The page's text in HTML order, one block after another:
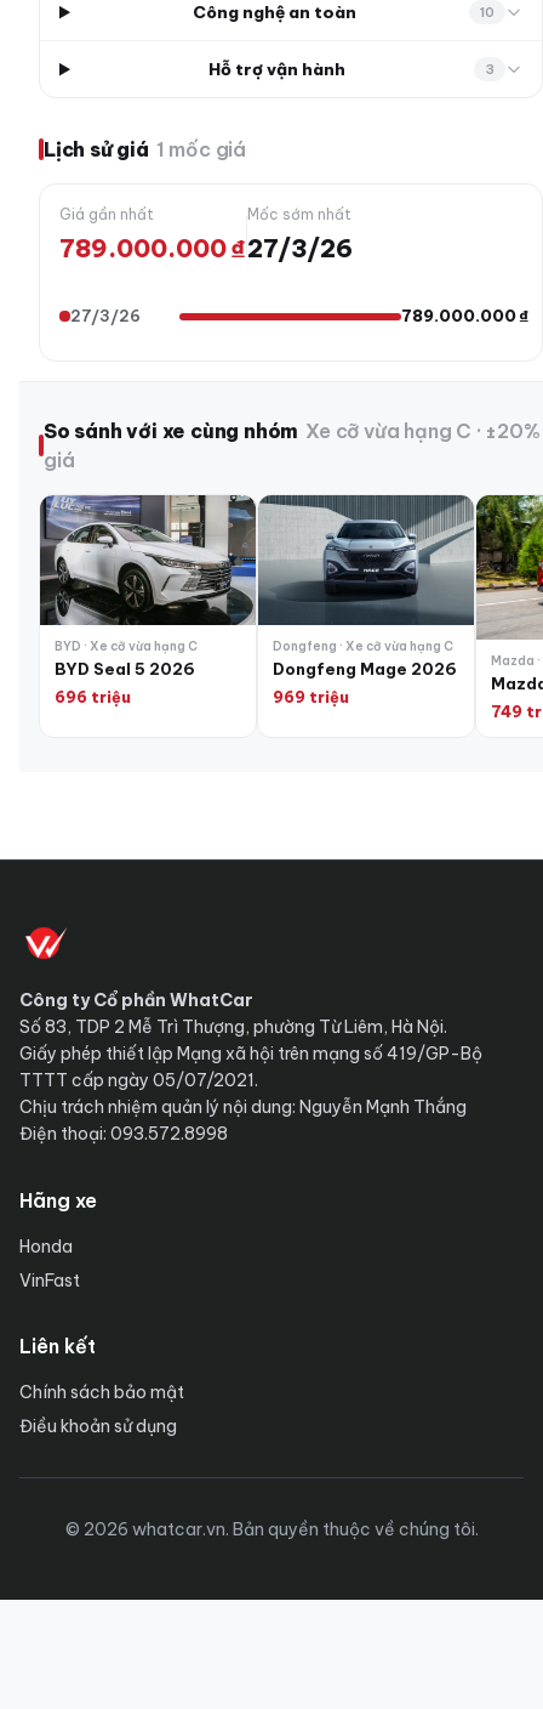
Công nghệ an toàn 10
Hỗ trợ vận hành 3
Lịch sử giá 1 mốc giá
Giá gần nhất
789.000.000 ₫
Mốc sớm nhất
27/3/26
27/3/26 789.000.000 ₫
So sánh với xe cùng nhóm Xe cỡ vừa hạng C · ±20%
giá
BYD · Xe cỡ vừa hạng C
BYD Seal 5 2026
696 triệu
Dongfeng · Xe cỡ vừa hạng C
Dongfeng Mage 2026
969 triệu
Mazda
749
Công ty Cổ phần WhatCar
Số 83, TDP 2 Mễ Trì Thượng, phường Từ Liêm, Hà Nội.
Giấy phép thiết lập Mạng xã hội trên mạng số 419/GP-Bộ
TTTT cấp ngày 05/07/2021.
Chịu trách nhiệm quản lý nội dung: Nguyễn Mạnh Thắng
Điện thoại: 093.572.8998
Hãng xe
Honda
VinFast
Liên kết
Chính sách bảo mật
Điều khoản sử dụng
© 2026 whatcar.vn. Bản quyền thuộc về chúng tôi.